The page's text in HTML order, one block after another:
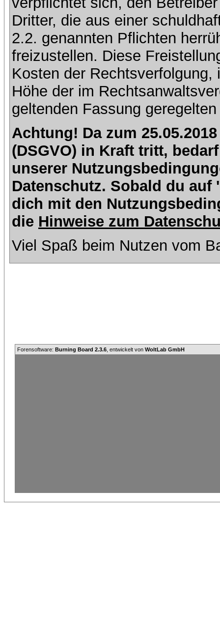
Dritter, die aus einer
2.2. genannten Pflichten
freizustellen. Diese
Kosten der
Höhe der im
geltenden Fassung
Achtung! Da zum
(DSGVO) in Kraft tritt,
unserer
Datenschutz. Sobald du
dich mit den
die Hinweise zum
Viel Spaß beim Nutzen vom
Forensoftware: Burning Board 2.3.6 , entwickelt von WoltLab GmbH